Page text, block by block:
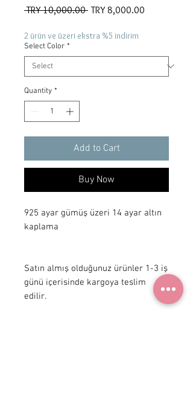
TRY 10,000.00 Regular
TRY 8,000.00
2 ürün ve üzeri ekstra %5 indirim
Select Color *
Quantity *
Add to Cart
Buy Now
925 ayar gümüş üzeri 14 ayar altın
kaplama
Satın almış olduğunuz ürünler 1-3 iş
günü içerisinde kargoya teslim
edilir.